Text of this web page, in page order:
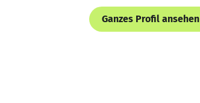
Ganzes Profil ansehen